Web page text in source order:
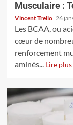
Musculaire :
Vincent Trello 26
Les BCAA, ou
cœur de
renforcement
aminés... Lire plus